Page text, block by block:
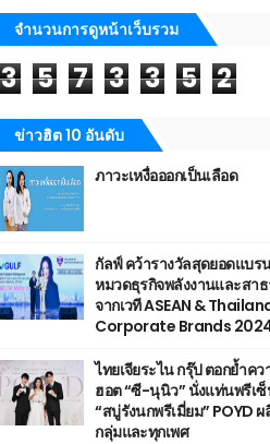
จำนวนการดูหน้าเว็บรวม
3 5 7 3 3 5 2
ข่าวฮิต 10 อันดับ
ภาวะเหงื่อออกเป็นเลือด
กัลฟ์ คว้ารางวัลสุดยอดแบร
หมวดธุรกิจพลังงานและสา
จากเวที ASEAN &
Corporate Brands
ไทยเจียระไน กรุ๊ป ตอกย้ำค
ฮอต “ซี-นุนิว” นั่งแท่นพรีเซ็
“สบู่รังนกพรีเมี่ยม” POYD
กลุ่มและทุกเพศ